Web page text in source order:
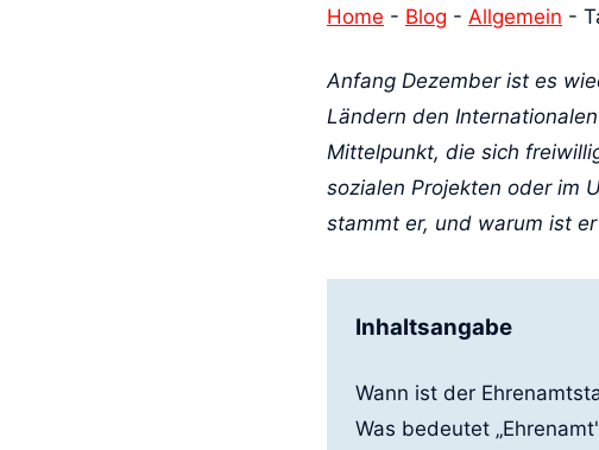
Home - Blog - Allgemein -
Anfang Dezember ist es
Ländern den
Mittelpunkt, die sich
sozialen Projekten oder im
stammt er, und warum ist
Inhaltsangabe
Wann ist der
Was bedeutet